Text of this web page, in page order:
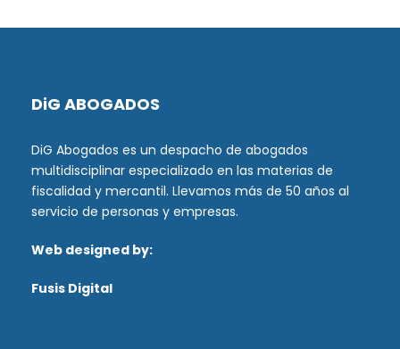
DiG ABOGADOS
DiG Abogados es un despacho de abogados
multidisciplinar especializado en las materias de
fiscalidad y mercantil. Llevamos más de 50 años al
servicio de personas y empresas.
Web designed by:
Fusis Digital